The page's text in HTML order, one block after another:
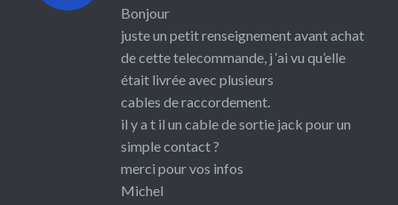
Bonjour
juste un petit renseignement avant achat
de cette telecommande, j ‘ai vu qu’elle
était livrée avec plusieurs
cables de raccordement.
il y a t il un cable de sortie jack pour un
simple contact ?
merci pour vos infos
Michel